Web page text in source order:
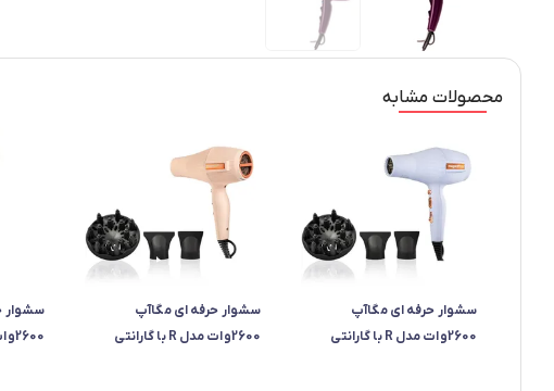
محصولات مشابه
سشوار حرفه ای مگاآپ
2600وات مدل R با گارانتی
سشوار حرفه ای مگاآپ
2600وات مدل R با گارانتی
سشوار